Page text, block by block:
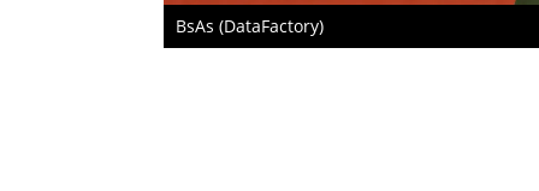
BsAs (DataFactory)